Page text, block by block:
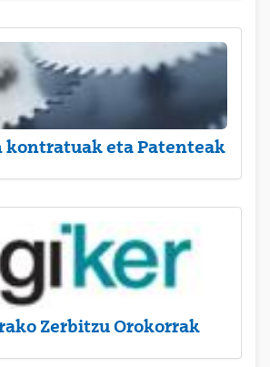
kontratuak eta Patenteak
Zerbitzu Orokorrak